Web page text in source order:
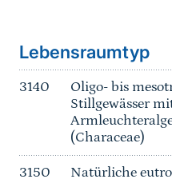
Lebensraumtyp
3140
Oligo- bis
Stillgewässer
(Characeae)
3150
Natürliche